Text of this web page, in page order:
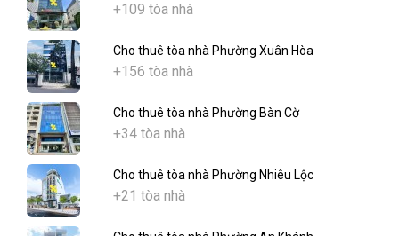
+109 tòa nhà
Cho thuê tòa nhà Phường Xuân Hòa
+156 tòa nhà
Cho thuê tòa nhà Phường Bàn Cờ
+34 tòa nhà
Cho thuê tòa nhà Phường Nhiêu Lộc
+21 tòa nhà